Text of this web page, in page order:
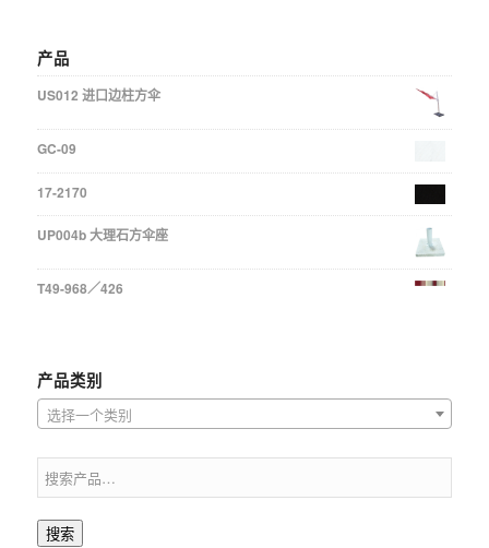
产品
US012 进口边柱方伞
GC-09
17-2170
UP004b 大理石方伞座
T49-968／426
产品类别
选择一个类别
搜索